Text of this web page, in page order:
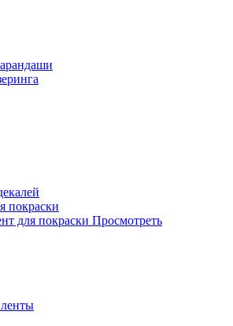
покраски
для покраски Просмотреть